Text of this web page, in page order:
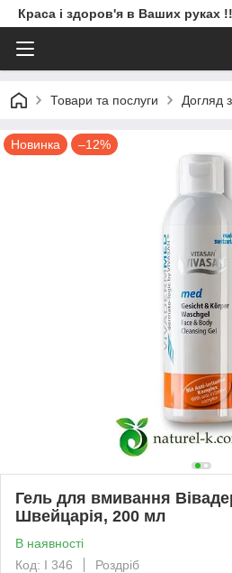
Краса і здоров'я в Ваших руках !!
Товари та послуги Догляд
Новинка –12%
Гель для вмивання
Швейцарія, 200 мл
В наявності
Код: I 346
Роздріб